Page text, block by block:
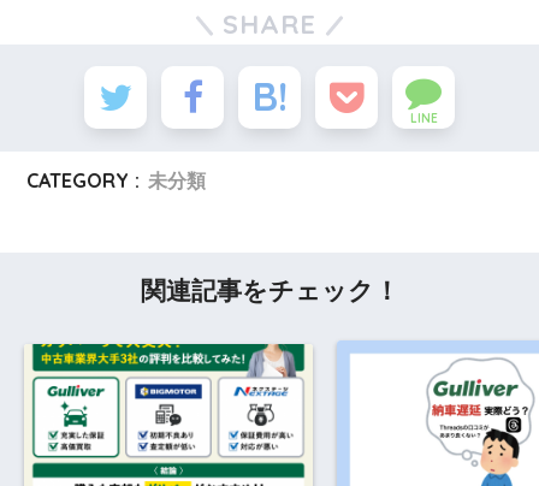
SHARE
LINE
CATEGORY : 未分類
関連記事をチェック！